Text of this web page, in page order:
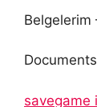
Belgelerim
savegame